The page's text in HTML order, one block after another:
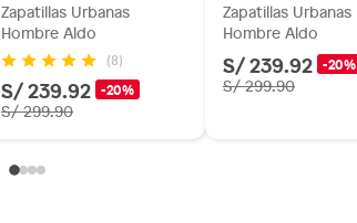
Zapatillas Urbanas
Hombre Aldo
(8)
S/ 239.92 -20%
S/ 299.90
Zapatillas Urbanas
Hombre Aldo
S/ 239.92 -20%
S/ 299.90